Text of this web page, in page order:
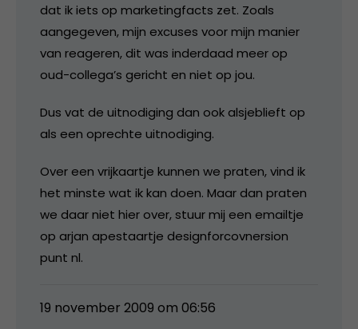
dat ik iets op marketingfacts zet. Zoals
aangegeven, mijn excuses voor mijn manier
van reageren, dit was inderdaad meer op
oud-collega’s gericht en niet op jou.
Dus vat de uitnodiging dan ook alsjeblieft op
als een oprechte uitnodiging.
Over een vrijkaartje kunnen we praten, vind ik
het minste wat ik kan doen. Maar dan praten
we daar niet hier over, stuur mij een emailtje
op arjan apestaartje designforcovnersion
punt nl.
19 november 2009 om 06:56